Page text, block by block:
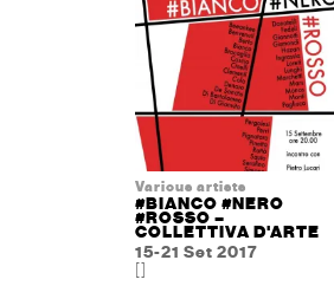
Various artists
#BIANCO #NERO
#ROSSO –
COLLETTIVA D'ARTE
15-21 Set 2017
[]